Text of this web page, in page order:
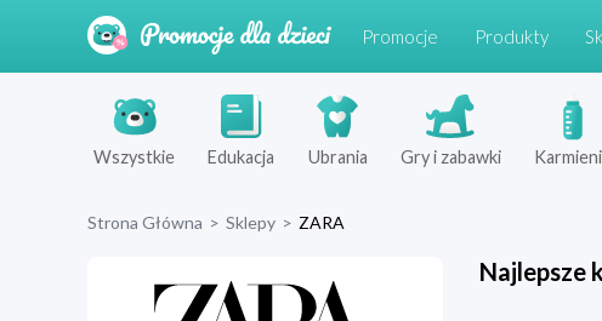
Promocje Produkty
Wszystkie Edukacja Ubrania Gry i zabawki
Strona Główna > Sklepy > ZARA
Najlepsze